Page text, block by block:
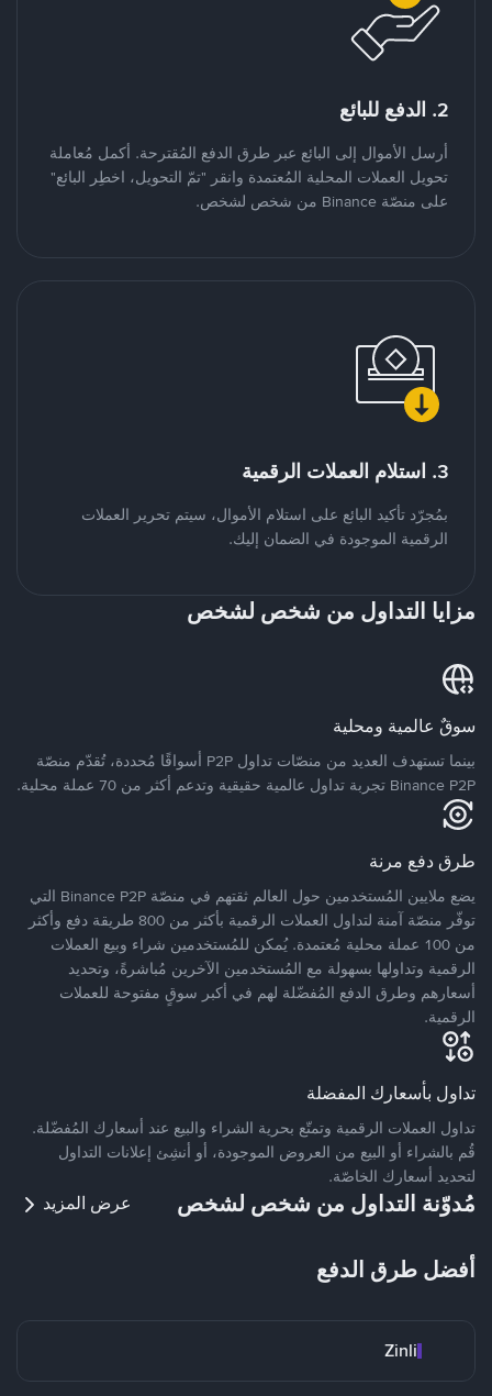
2. الدفع للبائع
أرسل الأموال إلى البائع عبر طرق الدفع المُقترحة. أكمل مُعاملة
تحويل العملات المحلية المُعتمدة وانقر "تمّ التحويل، اخطِر البائع"
على منصّة Binance من شخص لشخص.
3. استلام العملات الرقمية
بمُجرّد تأكيد البائع على استلام الأموال، سيتم تحرير العملات
الرقمية الموجودة في الضمان إليك.
مزايا التداول من شخص لشخص
سوقٌ عالمية ومحلية
بينما تستهدف العديد من منصّات تداول P2P أسواقًا مُحددة، تُقدّم منصّة
Binance P2P تجربة تداول عالمية حقيقية وتدعم أكثر من 70 عملة محلية.
طرق دفع مرنة
يضع ملايين المُستخدمين حول العالم ثقتهم في منصّة Binance P2P التي
توفّر منصّة آمنة لتداول العملات الرقمية بأكثر من 800 طريقة دفع وأكثر
من 100 عملة محلية مُعتمدة. يُمكن للمُستخدمين شراء وبيع العملات
الرقمية وتداولها بسهولة مع المُستخدمين الآخرين مُباشرةً، وتحديد
أسعارهم وطرق الدفع المُفضّلة لهم في أكبر سوقٍ مفتوحة للعملات
الرقمية.
تداول بأسعارك المفضلة
تداول العملات الرقمية وتمتّع بحرية الشراء والبيع عند أسعارك المُفضّلة.
قُم بالشراء أو البيع من العروض الموجودة، أو أنشِئ إعلانات التداول
لتحديد أسعارك الخاصّة.
مُدوّنة التداول من شخص لشخص عرض المزيد
أفضل طرق الدفع
Zinli